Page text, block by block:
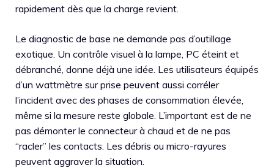
rapidement dès que la charge revient.
Le diagnostic de base ne demande pas d’outillage
exotique. Un contrôle visuel à la lampe, PC éteint et
débranché, donne déjà une idée. Les utilisateurs équipés
d’un wattmètre sur prise peuvent aussi corréler
l’incident avec des phases de consommation élevée,
même si la mesure reste globale. L’important est de ne
pas démonter le connecteur à chaud et de ne pas
“racler” les contacts. Les débris ou micro-rayures
peuvent aggraver la situation.